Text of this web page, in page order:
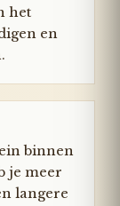
het
en
binnen
je meer
langere